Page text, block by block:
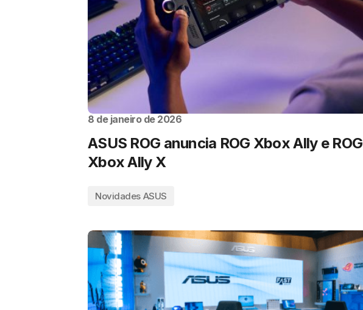
8 de janeiro de 2026
ASUS ROG anuncia ROG Xbox Ally e ROG
Xbox Ally X
Novidades ASUS